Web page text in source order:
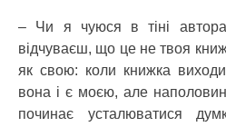
– Чи я чуюся в тіні
відчуваєш, що це не твоя
як свою: коли книжка
вона і є моєю, але
починає усталюватися